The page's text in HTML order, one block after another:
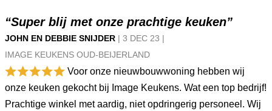
“Super blij met onze prachtige keuken”
JOHN EN DEBBIE SNIJDER | 3 DEC 23 |
IMAGE KEUKENS OUD-BEIJERLAND
Voor onze nieuwbouwwoning hebben wij
onze keuken gekocht bij Image Keukens. Wat een top bedrijf!
Prachtige winkel met aardig, niet opdringerig personeel. Wij